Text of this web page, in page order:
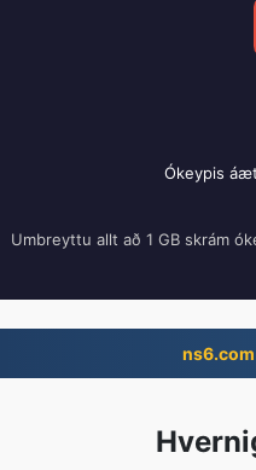
Ókeypis
Umbreyttu allt að 1 GB skrám
ns6.com